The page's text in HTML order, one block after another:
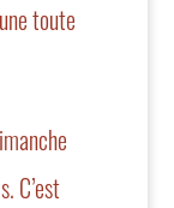
toute
C’est